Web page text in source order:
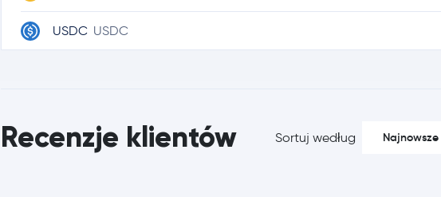
USDC USDC
DogecoinDOGE
Recenzje klientów Sortuj według Najnowsze